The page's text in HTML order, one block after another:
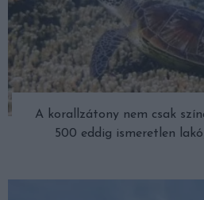
A korallzátony nem csak
500 eddig ismeretlen